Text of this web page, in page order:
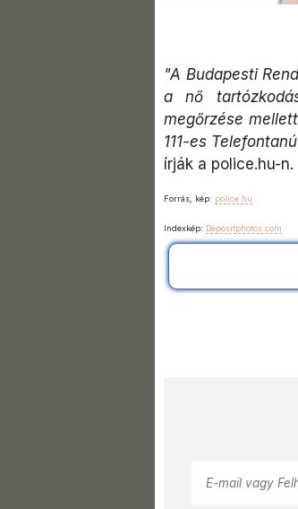
"A Budapesti
a nő
megőrzése
111-es
írják a police.hu-n.
Forrás, kép: police.hu
Indexkép: Depositphotos.com